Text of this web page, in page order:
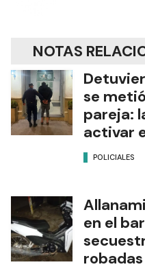
NOTAS
se
pareja:
activar
POLICIALES
en el
robadas